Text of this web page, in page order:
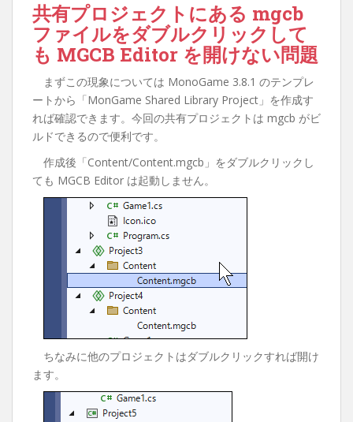
共有プロジェクトにある mgcb
ファイルをダブルクリックして
も MGCB Editor を開けない問題
まずこの現象については MonoGame 3.8.1 のテンプレ
ートから「MonGame Shared Library Project」を作成す
れば確認できます。今回の共有プロジェクトは mgcb がビ
ルドできるので便利です。
作成後「Content/Content.mgcb」をダブルクリックし
ても MGCB Editor は起動しません。
ちなみに他のプロジェクトはダブルクリックすれば開け
ます。